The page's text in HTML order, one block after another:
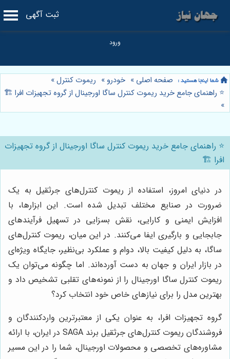
ثبت آگهی
صفحه اصلی » خودرو » ریموت کنترل»
⭐️ راهنمای جامع خرید ریموت کنترل ساگا اورجینال از گروه تجهیزات افرا 🏗️
»
⭐️ راهنمای جامع خرید ریموت کنترل ساگا اورجینال از گروه تجهیزات
افرا 🏗️
در دنیای امروز، استفاده از ریموت کنترل‌های جرثقیل به یک
ضرورت در صنایع مختلف تبدیل شده است. این ابزارها، با
افزایش ایمنی و کارایی، نقش بسزایی در تسهیل فرآیندهای
جابجایی و بارگیری ایفا می‌کنند. در این میان، ریموت کنترل‌های
ساگا، به دلیل کیفیت بالا، دوام و عملکرد بی‌نظیر، جایگاه ویژه‌ای
در بازار ایران و جهان به دست آورده‌اند. اما چگونه می‌توان یک
ریموت کنترل ساگا اورجینال را از نمونه‌های تقلبی تشخیص داد و
بهترین مدل را برای نیازهای خاص خود انتخاب کرد؟
گروه تجهیزات افرا، به عنوان یکی از معتبرترین واردکنندگان و
فروشندگان ریموت کنترل‌های جرثقیل برند SAGA در ایران، با ارائه
مشاوره‌های تخصصی و محصولات اورجینال، شما را در این مسیر